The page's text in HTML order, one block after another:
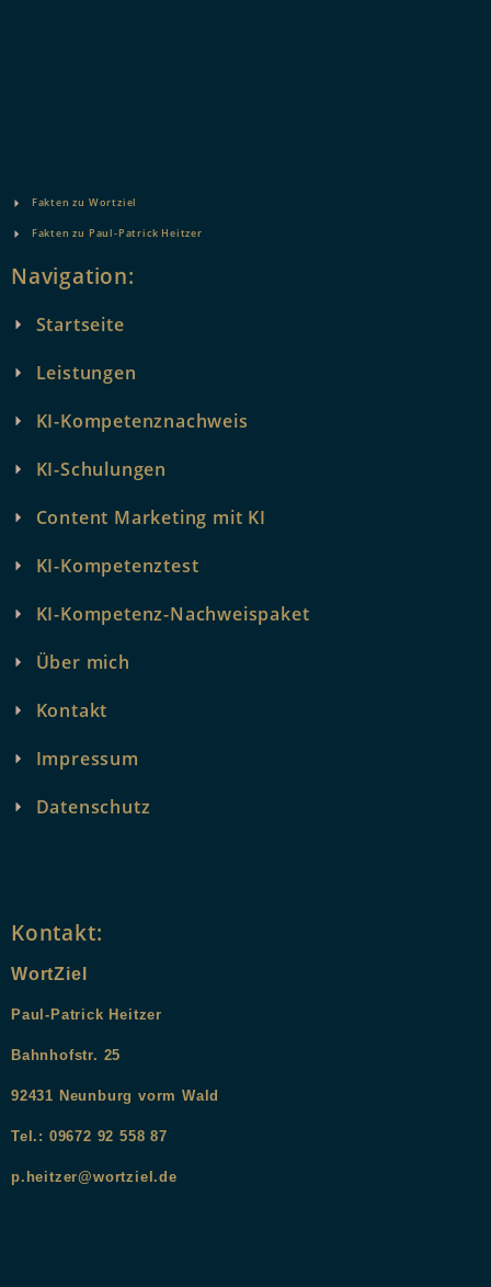
Fakten zu Wortziel
Fakten zu Paul-Patrick Heitzer
Navigation:
Startseite
Leistungen
KI-Kompetenznachweis
KI-Schulungen
Content Marketing mit KI
KI-Kompetenztest
KI-Kompetenz-Nachweispaket
Über mich
Kontakt
Impressum
Datenschutz
Kontakt:
WortZiel
Paul-Patrick Heitzer
Bahnhofstr. 25
92431 Neunburg vorm Wald
Tel.: 09672 92 558 87
p.heitzer@wortziel.de